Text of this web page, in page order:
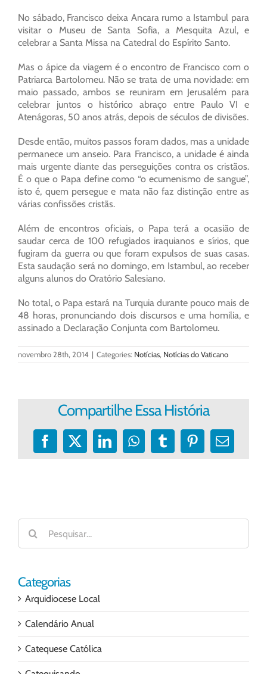
No sábado, Francisco deixa Ancara rumo a Istambul para
visitar o Museu de Santa Sofia, a Mesquita Azul, e
celebrar a Santa Missa na Catedral do Espírito Santo.
Mas o ápice da viagem é o encontro de Francisco com o
Patriarca Bartolomeu. Não se trata de uma novidade: em
maio passado, ambos se reuniram em Jerusalém para
celebrar juntos o histórico abraço entre Paulo VI e
Atenágoras, 50 anos atrás, depois de séculos de divisões.
Desde então, muitos passos foram dados, mas a unidade
permanece um anseio. Para Francisco, a unidade é ainda
mais urgente diante das perseguições contra os cristãos.
É o que o Papa define como “o ecumenismo de sangue”,
isto é, quem persegue e mata não faz distinção entre as
várias confissões cristãs.
Além de encontros oficiais, o Papa terá a ocasião de
saudar cerca de 100 refugiados iraquianos e sírios, que
fugiram da guerra ou que foram expulsos de suas casas.
Esta saudação será no domingo, em Istambul, ao receber
alguns alunos do Oratório Salesiano.
No total, o Papa estará na Turquia durante pouco mais de
48 horas, pronunciando dois discursos e uma homilia, e
assinado a Declaração Conjunta com Bartolomeu.
novembro 28th, 2014 | Categories: Notícias, Notícias do Vaticano
Compartilhe Essa História
Facebook
X LinkedInWhatsApp
TumblrPinterest
E-
Buscar
resultados
para:
Categorias
Arquidiocese Local
Calendário Anual
Catequese Católica